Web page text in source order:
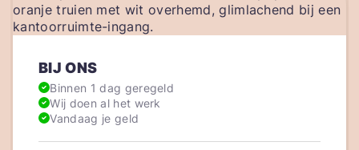
BIJ ONS
Binnen 1 dag geregeld
Wij doen al het werk
Vandaag je geld